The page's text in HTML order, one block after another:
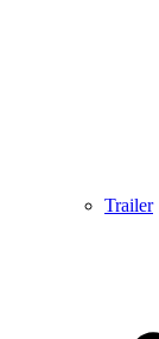
Trailer